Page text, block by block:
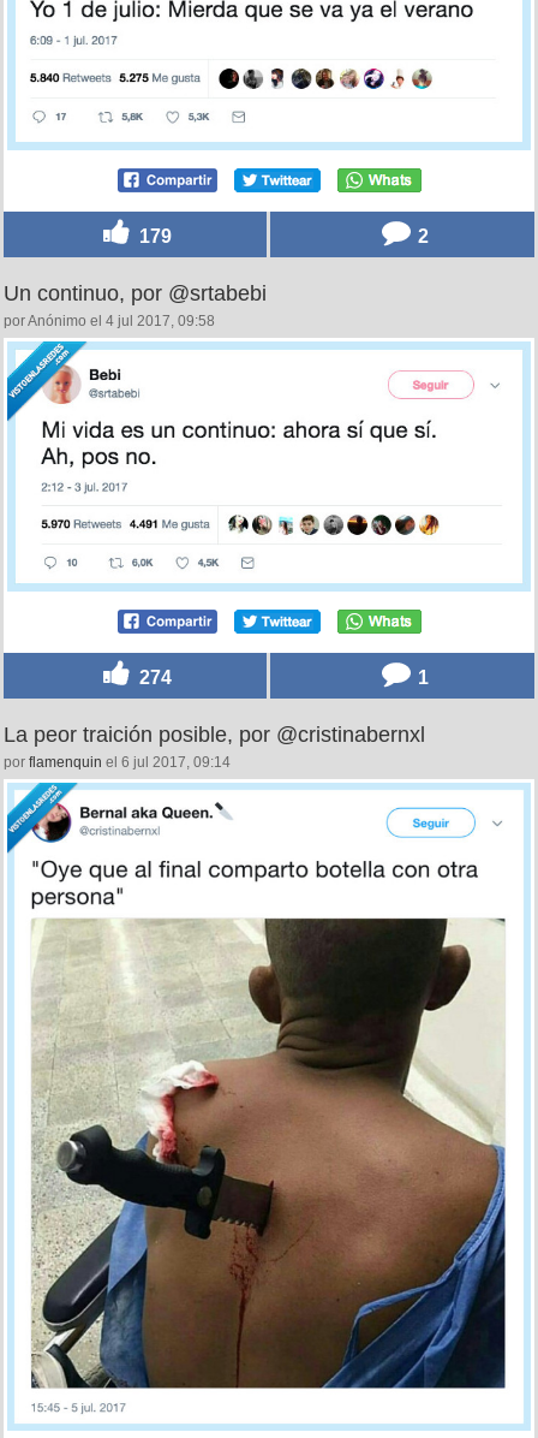
179 2
Un continuo, por @srtabebi
por Anónimo el 4 jul 2017, 09:58
274 1
La peor traición posible, por @cristinabernxl
por flamenquin el 6 jul 2017, 09:14